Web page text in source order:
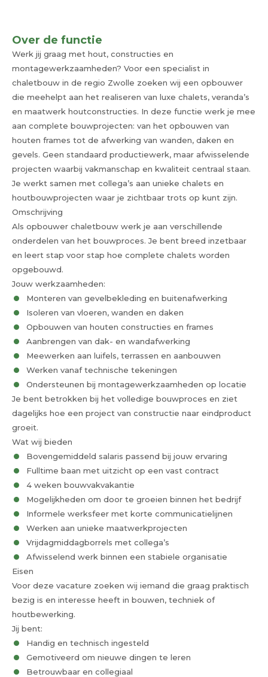
Over de functie
Werk jij graag met hout, constructies en
montagewerkzaamheden? Voor een specialist in
chaletbouw in de regio Zwolle zoeken wij een opbouwer
die meehelpt aan het realiseren van luxe chalets, veranda’s
en maatwerk houtconstructies. In deze functie werk je mee
aan complete bouwprojecten: van het opbouwen van
houten frames tot de afwerking van wanden, daken en
gevels. Geen standaard productiewerk, maar afwisselende
projecten waarbij vakmanschap en kwaliteit centraal staan.
Je werkt samen met collega’s aan unieke chalets en
houtbouwprojecten waar je zichtbaar trots op kunt zijn.
Omschrijving
Als opbouwer chaletbouw werk je aan verschillende
onderdelen van het bouwproces. Je bent breed inzetbaar
en leert stap voor stap hoe complete chalets worden
opgebouwd.
Jouw werkzaamheden:
Monteren van gevelbekleding en buitenafwerking
Isoleren van vloeren, wanden en daken
Opbouwen van houten constructies en frames
Aanbrengen van dak- en wandafwerking
Meewerken aan luifels, terrassen en aanbouwen
Werken vanaf technische tekeningen
Ondersteunen bij montagewerkzaamheden op locatie
Je bent betrokken bij het volledige bouwproces en ziet
dagelijks hoe een project van constructie naar eindproduct
groeit.
Wat wij bieden
Bovengemiddeld salaris passend bij jouw ervaring
Fulltime baan met uitzicht op een vast contract
4 weken bouwvakvakantie
Mogelijkheden om door te groeien binnen het bedrijf
Informele werksfeer met korte communicatielijnen
Werken aan unieke maatwerkprojecten
Vrijdagmiddagborrels met collega’s
Afwisselend werk binnen een stabiele organisatie
Eisen
Voor deze vacature zoeken wij iemand die graag praktisch
bezig is en interesse heeft in bouwen, techniek of
houtbewerking.
Jij bent:
Handig en technisch ingesteld
Gemotiveerd om nieuwe dingen te leren
Betrouwbaar en collegiaal